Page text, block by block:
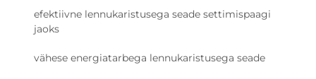
efektiivne lennukaristusega seade settimispaagi
jaoks
vähese energiatarbega lennukaristusega seade